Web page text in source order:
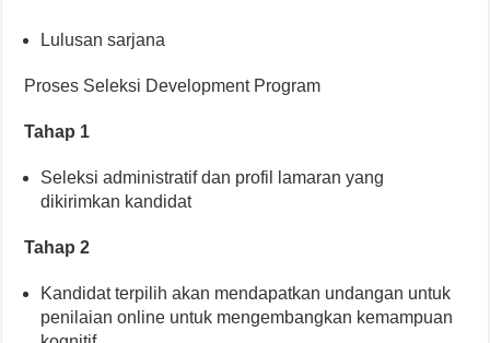
Lulusan sarjana
Proses Seleksi Development Program
Tahap 1
Seleksi administratif dan profil lamaran yang
dikirimkan kandidat
Tahap 2
Kandidat terpilih akan mendapatkan undangan untuk
penilaian online untuk mengembangkan kemampuan